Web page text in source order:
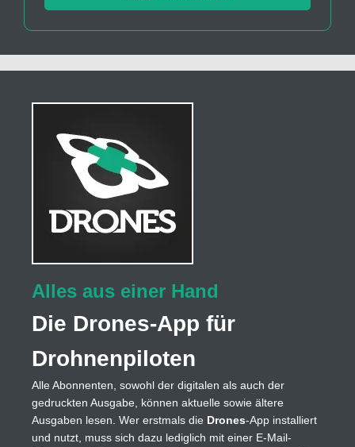
Alles aus einer Hand
Die Drones-App für
Drohnenpiloten
Alle Abonnenten, sowohl der digitalen als auch der
gedruckten Ausgabe, können aktuelle sowie ältere
Ausgaben lesen. Wer erstmals die Drones-App installiert
und nutzt, muss sich dazu lediglich mit einer E-Mail-